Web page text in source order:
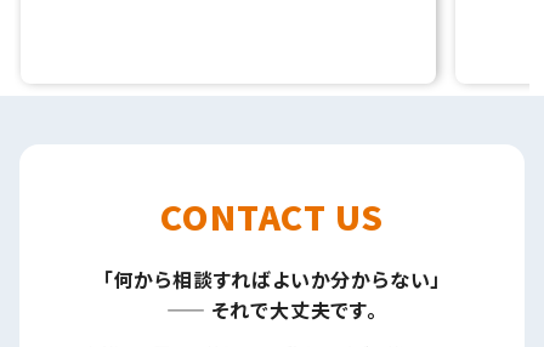
CONTACT US
「何から相談すればよいか分からない」
—— それで大丈夫です。